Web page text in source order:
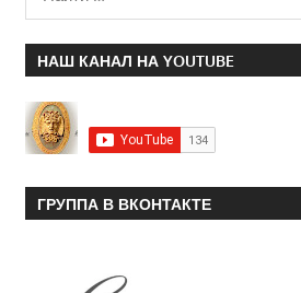
НАШ КАНАЛ НА YOUTUBE
ГРУППА В ВКОНТАКТЕ